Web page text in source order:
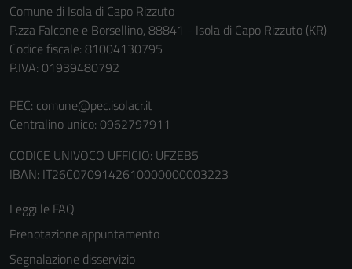
Comune di Isola di Capo Rizzuto
P.zza Falcone e Borsellino, 88841 - Isola di Capo Rizzuto (KR)
Codice fiscale: 81004130795
P.IVA: 01939480792
PEC: comune@pec.isolacr.it
Centralino unico: 0962797911
CODICE UNIVOCO UFFICIO: UFZEB5
IBAN: IT26C0709142610000000003223
Leggi le FAQ
Prenotazione appuntamento
Segnalazione disservizio
funzionamento
informazioni